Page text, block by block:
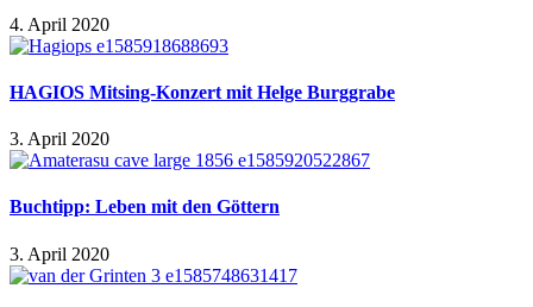
4. April 2020
HAGIOS Mitsing-Konzert mit Helge Burggrabe
3. April 2020
Buchtipp: Leben mit den Göttern
3. April 2020